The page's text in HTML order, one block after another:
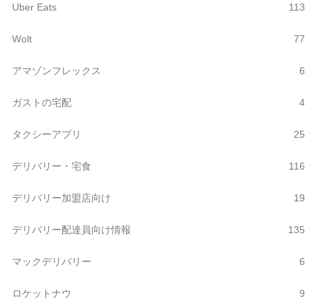
Uber Eats 113
Wolt 77
アマゾンフレックス 6
ガストの宅配 4
タクシーアプリ 25
デリバリー・宅食 116
デリバリー加盟店向け 19
デリバリー配達員向け情報 135
マックデリバリー 6
ロケットナウ 9